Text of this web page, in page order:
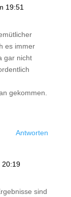
19:51
es immer
gar nicht
gekommen.
Antworten
20:19
sind